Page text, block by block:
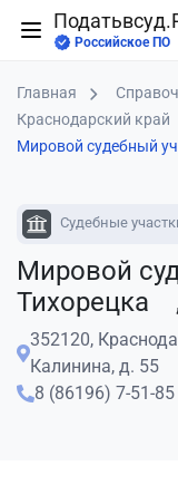
Российское ПО
Главная
Краснодарский край
Мировой судебный
Судебные
Мировой
Тихорецка
352120,
Калинина, д. 55
8 (86196) 7-51-85